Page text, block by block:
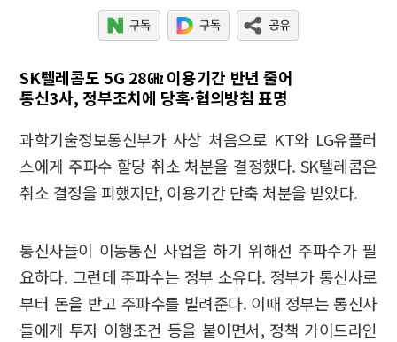
SK텔레콤도 5G 28㎓ 이용기간 반년 줄어
통신3사, 정부조치에 당혹·협의방침 표명
과학기술정보통신부가 사상 처음으로 KT와 LG유플러
스에게 주파수 할당 취소 처분을 결정했다. SK텔레콤은
취소 결정을 피했지만, 이용기간 단축 처분을 받았다.
통신사들이 이동통신 사업을 하기 위해선 주파수가 필
요하다. 그런데 주파수는 정부 소유다. 정부가 통신사로
부터 돈을 받고 주파수를 빌려준다. 이때 정부는 통신사
들에게 투자 이행조건 등을 붙이면서, 정책 가이드라인